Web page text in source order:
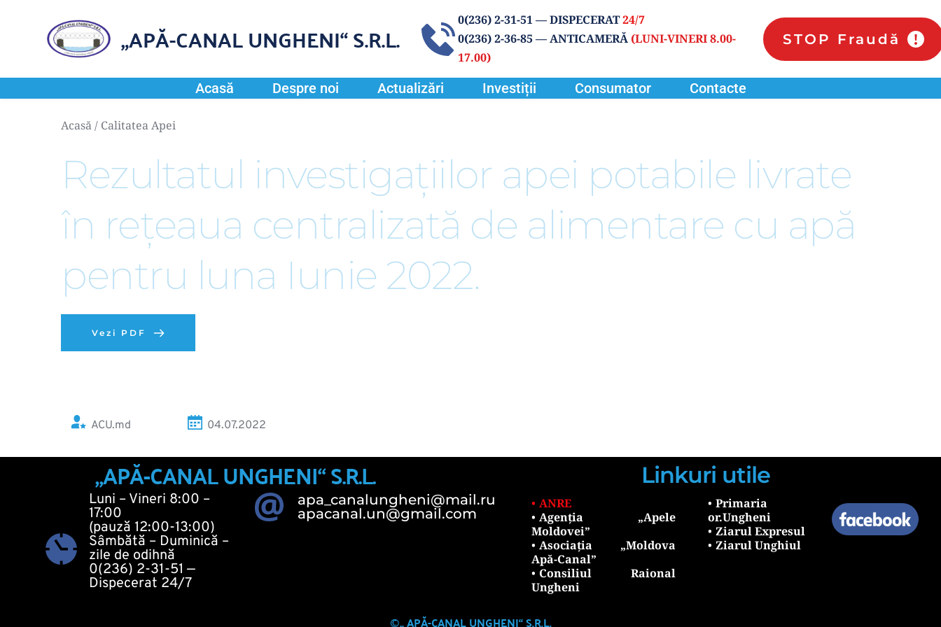
„APĂ-CANAL UNGHENI“ S.R.L. 0(236) 2-31-51 — DISPECERAT 24/7
0(236) 2-36-85 — ANTICAMERĂ (LUNI-VINERI 8.00-
17.00)
STOP Fraudă
Acasă Despre noi Actualizări Investiții Consumator Contacte
Acasă / Calitatea Apei
Rezultatul investigațiilor apei potabile livrate
în rețeaua centralizată de alimentare cu apă
pentru luna Iunie 2022.
Vezi PDF
ACU.md 04.07.2022
„APĂ-CANAL UNGHENI“ S.R.L. Linkuri utile
Luni – Vineri 8:00 –
17:00
(pauză 12:00-13:00)
Sâmbătă – Duminică –
zile de odihnă
0(236) 2-31-51 —
Dispecerat 24/7
apa_canalungheni@mail.ru
apacanal.un@gmail.com
ANRE
Agenția „Apele
Moldovei”
Asociația „Moldova
Apă-Canal”
Consiliul Raional
Ungheni
Primaria
or.Ungheni
Ziarul Expresul
Ziarul Unghiul
©„ APĂ-CANAL UNGHENI“ S.R.L.